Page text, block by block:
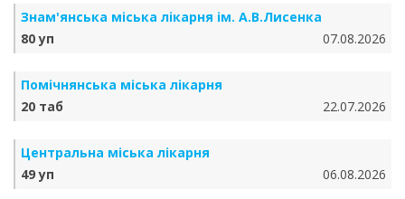
Знам'янська міська лікарня ім. А.В.Лисенка
80 уп
07.08.2026
Помічнянська міська лікарня
20 таб
22.07.2026
Центральна міська лікарня
49 уп
06.08.2026